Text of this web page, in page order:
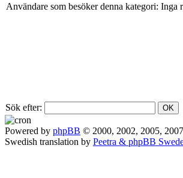
Användare som besöker denna kategori: Inga
Sök efter:
Powered by phpBB © 2000, 2002, 2005,
Swedish translation by Peetra & phpBB